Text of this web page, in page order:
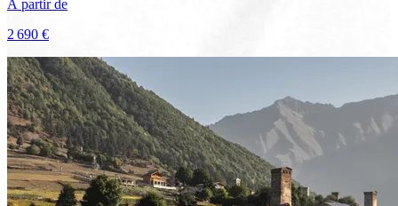
À partir de
2 690 €
Voir le voyage